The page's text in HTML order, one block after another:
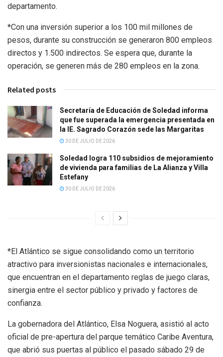
departamento.
*Con una inversión superior a los 100 mil millones de
pesos, durante su construcción se generaron 800 empleos
directos y 1.500 indirectos. Se espera que, durante la
operación, se generen más de 280 empleos en la zona.
Related posts
Secretaría de Educación de Soledad informa
que fue superada la emergencia presentada en
la IE. Sagrado Corazón sede las Margaritas
30 DE JULIO DE 2026
Soledad logra 110 subsidios de mejoramiento
de vivienda para familias de La Alianza y Villa
Estefany
30 DE JULIO DE 2026
*El Atlántico se sigue consolidando como un territorio
atractivo para inversionistas nacionales e internacionales,
que encuentran en el departamento reglas de juego claras,
sinergia entre el sector público y privado y factores de
confianza.
La gobernadora del Atlántico, Elsa Noguera, asistió al acto
oficial de pre-apertura del parque temático Caribe Aventura,
que abrió sus puertas al público el pasado sábado 29 de